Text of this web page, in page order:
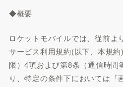
◆概要
ロケットモバイルでは、従前よ
サービス利用規約(以下、本規
限）4項および第8条（通信時間
り、特定の条件下においては「